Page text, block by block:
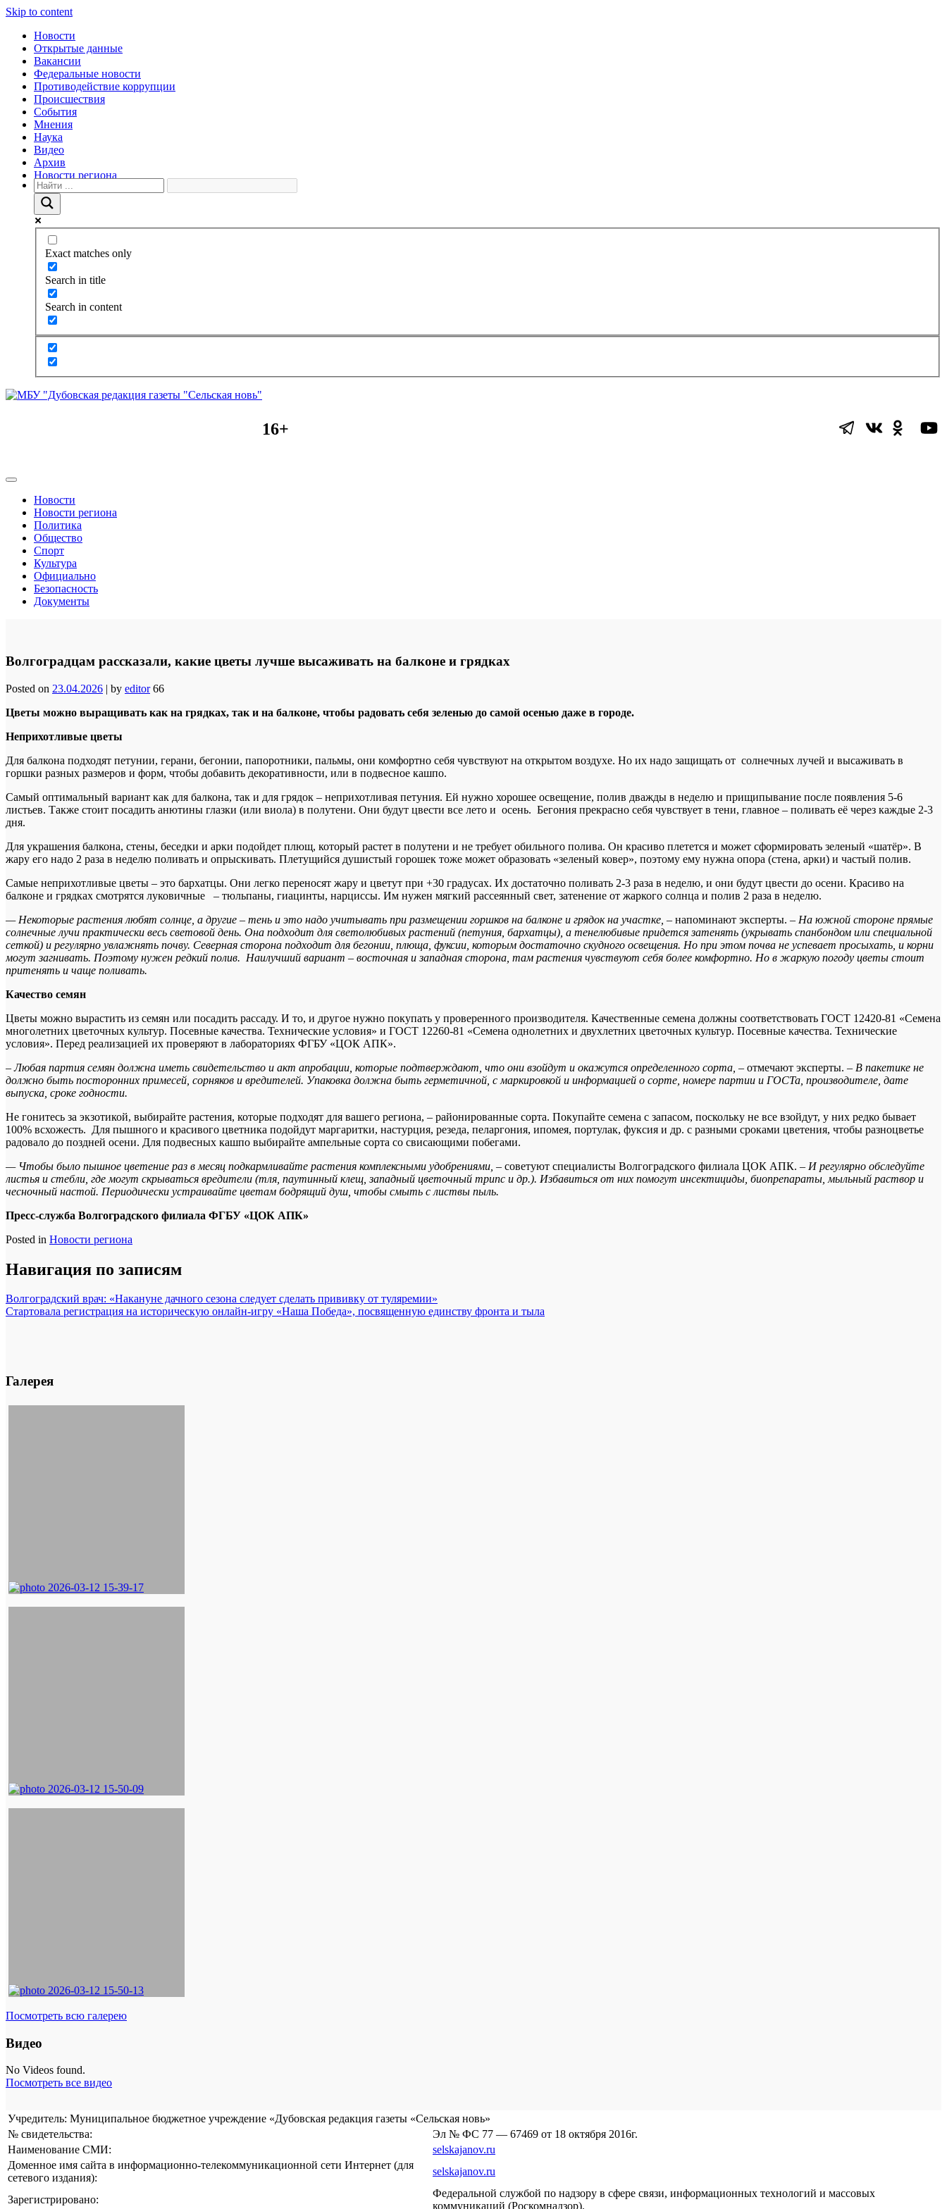
Skip to content
Новости
Открытые данные
Вакансии
Федеральные новости
Противодействие коррупции
Происшествия
События
Мнения
Наука
Видео
Архив
Новости региона
Exact matches only
Search in title
Search in content
16+
Новости
Новости региона
Политика
Общество
Спорт
Культура
Официально
Безопасность
Документы
Волгоградцам рассказали, какие цветы лучше высаживать на балконе и грядках
Posted on 23.04.2026 | by editor 66
Цветы можно выращивать как на грядках, так и на балконе, чтобы радовать себя зеленью до самой осенью даже в городе.
Неприхотливые цветы
Для балкона подходят петунии, герани, бегонии, папоротники, пальмы, они комфортно себя чувствуют на открытом воздухе. Но их надо защищать от солнечных лучей и высаживать в
горшки разных размеров и форм, чтобы добавить декоративности, или в подвесное кашпо.
Самый оптимальный вариант как для балкона, так и для грядок – неприхотливая петуния. Ей нужно хорошее освещение, полив дважды в неделю и прищипывание после появления 5-6
листьев. Также стоит посадить анютины глазки (или виола) в полутени. Они будут цвести все лето и осень. Бегония прекрасно себя чувствует в тени, главное – поливать её через каждые 2-3
дня.
Для украшения балкона, стены, беседки и арки подойдет плющ, который растет в полутени и не требует обильного полива. Он красиво плетется и может сформировать зеленый «шатёр». В
жару его надо 2 раза в неделю поливать и опрыскивать. Плетущийся душистый горошек тоже может образовать «зеленый ковер», поэтому ему нужна опора (стена, арки) и частый полив.
Самые неприхотливые цветы – это бархатцы. Они легко переносят жару и цветут при +30 градусах. Их достаточно поливать 2-3 раза в неделю, и они будут цвести до осени. Красиво на
балконе и грядках смотрятся луковичные – тюльпаны, гиацинты, нарциссы. Им нужен мягкий рассеянный свет, затенение от жаркого солнца и полив 2 раза в неделю.
— Некоторые растения любят солнце, а другие – тень и это надо учитывать при размещении горшков на балконе и грядок на участке, – напоминают эксперты. – На южной стороне прямые
солнечные лучи практически весь световой день. Она подходит для светолюбивых растений (петуния, бархатцы), а тенелюбивые придется затенять (укрывать спанбондом или специальной
сеткой) и регулярно увлажнять почву. Северная сторона подходит для бегонии, плюща, фуксии, которым достаточно скудного освещения. Но при этом почва не успевает просыхать, и корни
могут загнивать. Поэтому нужен редкий полив. Наилучший вариант – восточная и западная сторона, там растения чувствуют себя более комфортно. Но в жаркую погоду цветы стоит
притенять и чаще поливать.
Качество семян
Цветы можно вырастить из семян или посадить рассаду. И то, и другое нужно покупать у проверенного производителя. Качественные семена должны соответствовать ГОСТ 12420-81 «Семена
многолетних цветочных культур. Посевные качества. Технические условия» и ГОСТ 12260-81 «Семена однолетних и двухлетних цветочных культур. Посевные качества. Технические
условия». Перед реализацией их проверяют в лабораториях ФГБУ «ЦОК АПК».
– Любая партия семян должна иметь свидетельство и акт апробации, которые подтверждают, что они взойдут и окажутся определенного сорта, – отмечают эксперты. – В пакетике не
должно быть посторонних примесей, сорняков и вредителей. Упаковка должна быть герметичной, с маркировкой и информацией о сорте, номере партии и ГОСТа, производителе, дате
выпуска, сроке годности.
Не гонитесь за экзотикой, выбирайте растения, которые подходят для вашего региона, – районированные сорта. Покупайте семена с запасом, поскольку не все взойдут, у них редко бывает
100% всхожесть. Для пышного и красивого цветника подойдут маргаритки, настурция, резеда, пеларгония, ипомея, портулак, фуксия и др. с разными сроками цветения, чтобы разноцветье
радовало до поздней осени. Для подвесных кашпо выбирайте ампельные сорта со свисающими побегами.
— Чтобы было пышное цветение раз в месяц подкармливайте растения комплексными удобрениями, – советуют специалисты Волгоградского филиала ЦОК АПК. – И регулярно обследуйте
листья и стебли, где могут скрываться вредители (тля, паутинный клещ, западный цветочный трипс и др.). Избавиться от них помогут инсектициды, биопрепараты, мыльный раствор и
чесночный настой. Периодически устраивайте цветам бодрящий душ, чтобы смыть с листвы пыль.
Пресс-служба Волгоградского филиала ФГБУ «ЦОК АПК»
Posted in Новости региона
Навигация по записям
Волгоградский врач: «Накануне дачного сезона следует сделать прививку от туляремии»
Стартовала регистрация на историческую онлайн-игру «Наша Победа», посвященную единству фронта и тыла
Галерея
Посмотреть всю галерею
Видео
No Videos found.
Посмотреть все видео
Учредитель: Муниципальное бюджетное учреждение «Дубовская редакция газеты «Сельская новь»
№ свидетельства:
Эл № ФС 77 — 67469 от 18 октября 2016г.
Наименование СМИ:
selskajanov.ru
Доменное имя сайта в информационно-телекоммуникационной сети Интернет (для
сетевого издания):
selskajanov.ru
Зарегистрировано:
Федеральной службой по надзору в сфере связи, информационных технологий и массовых
коммуникаций (Роскомнадзор).